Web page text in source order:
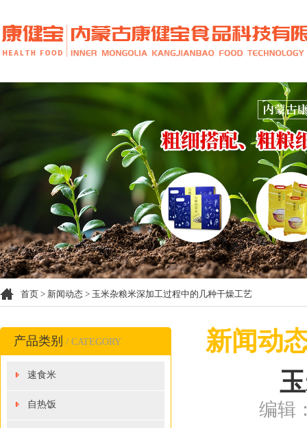
首页 > 新闻动态 > 玉米杂粮米深加工过程中的几种干燥工艺
产品类别 / CATEGORY
速食米
自热饭
新闻动
编辑